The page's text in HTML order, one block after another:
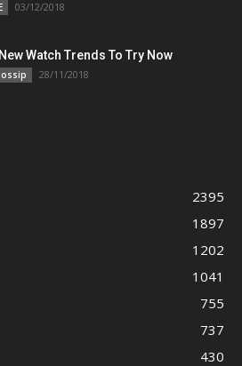
03/12/2018
Watch Trends To Try Now
28/11/2018
2395
1897
1202
1041
755
737
430